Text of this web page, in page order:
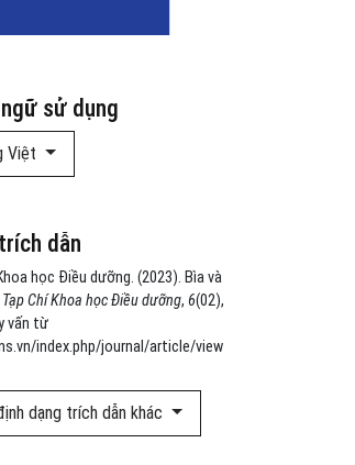
sử dụng
Việt
dẫn
học Điều dưỡng. (2023). Bìa và
Tạp Chí Khoa học Điều dưỡng, 6(02),
vấn từ
index.php/journal/article/view
dạng trích dẫn khác